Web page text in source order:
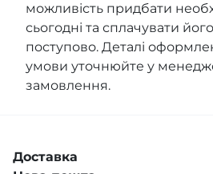
можливість придбати
сьогодні та сплачувати
поступово. Деталі
умови уточнюйте у
замовлення.
Доставка